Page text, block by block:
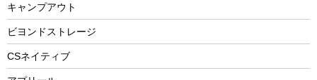
スノーシュー
防寒ウェア
トレッキング
キャンプアウト
ビヨンドストレージ
CSネイティブ